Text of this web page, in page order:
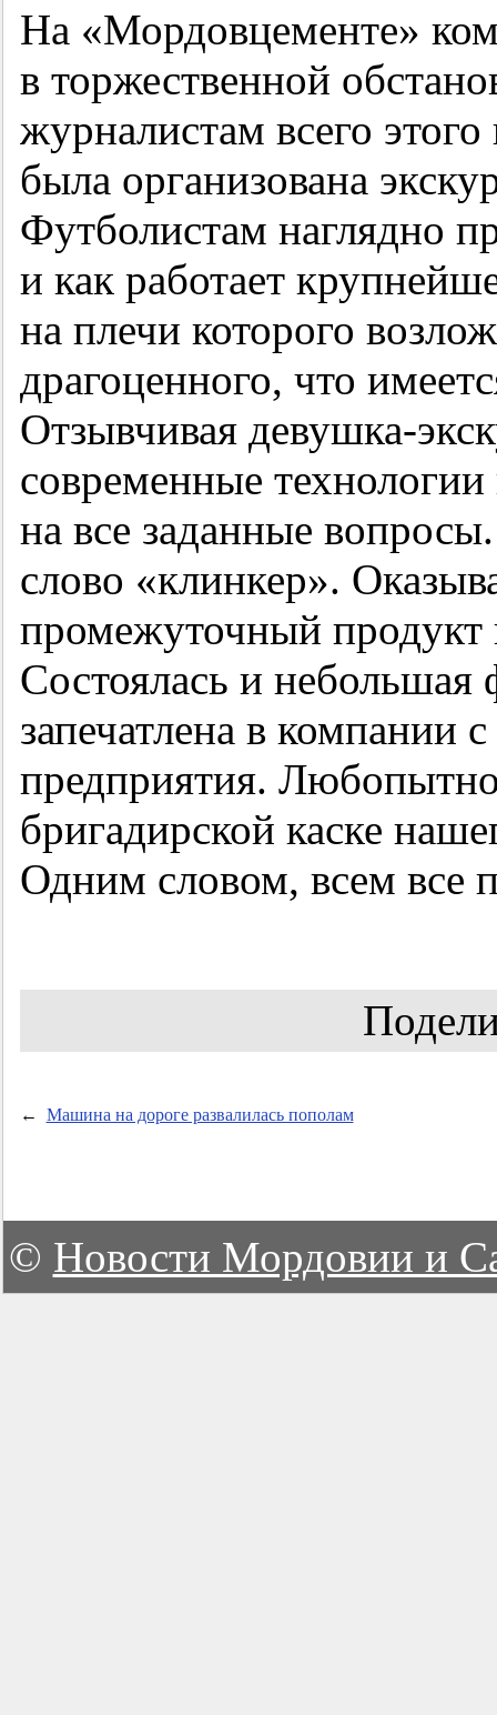
На «Мордовцементе»
в торжественной
журналистам всего
была организована
Футболистам наглядно
и как работает
на плечи которого
драгоценного, что
Отзывчивая девушка-
современные
на все заданные
слово «клинкер».
промежуточный продукт
Состоялась и небольшая
запечатлена в компании
предприятия.
бригадирской каске
Одним словом, всем все
← Машина на дороге развалилась пополам
© Новости Мордовии и